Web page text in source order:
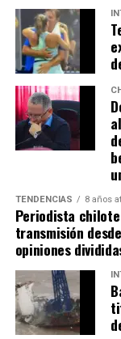
TENDENCIAS 8 años
Periodista
transmisión
opiniones